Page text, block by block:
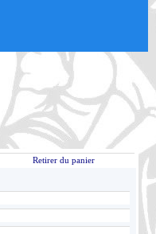
Retirer du panier